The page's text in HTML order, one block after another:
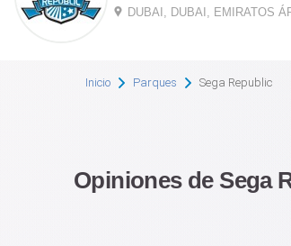
DUBAI, DUBAI, EMIRATOS
Inicio Parques Sega Republic
Opiniones de Sega